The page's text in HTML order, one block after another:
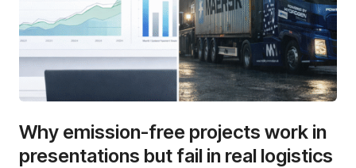
Why emission-free projects work in
presentations but fail in real logistics